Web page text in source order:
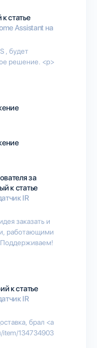
статье
Assistant на
, будет
решение. <p>
за
к статье
IR
заказать и
работающими
к статье
IR
брал <a
item/134734903